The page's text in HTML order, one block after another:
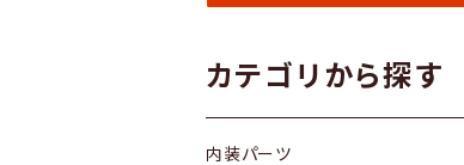
カテゴリから探す
内装パーツ